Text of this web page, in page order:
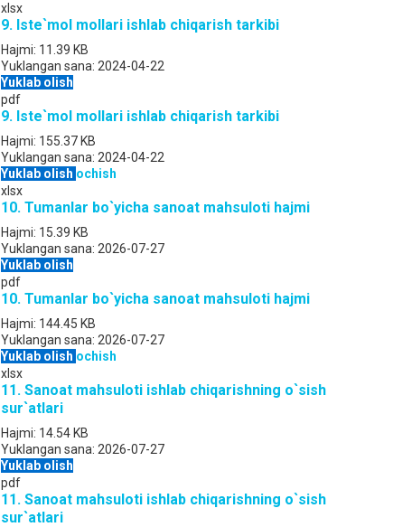
xlsx
9. Iste`mol mollari ishlab chiqarish tarkibi
Hajmi: 11.39 KB
Yuklangan sana: 2024-04-22
Yuklab olish
pdf
9. Iste`mol mollari ishlab chiqarish tarkibi
Hajmi: 155.37 KB
Yuklangan sana: 2024-04-22
Yuklab olish ochish
xlsx
10. Tumanlar bo`yicha sanoat mahsuloti hajmi
Hajmi: 15.39 KB
Yuklangan sana: 2026-07-27
Yuklab olish
pdf
10. Tumanlar bo`yicha sanoat mahsuloti hajmi
Hajmi: 144.45 KB
Yuklangan sana: 2026-07-27
Yuklab olish ochish
xlsx
11. Sanoat mahsuloti ishlab chiqarishning o`sish
sur`atlari
Hajmi: 14.54 KB
Yuklangan sana: 2026-07-27
Yuklab olish
pdf
11. Sanoat mahsuloti ishlab chiqarishning o`sish
sur`atlari